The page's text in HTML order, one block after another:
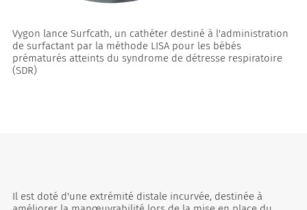
Vygon lance Surfcath, un cathéter destiné à l'administration
de surfactant par la méthode LISA pour les bébés
prématurés atteints du syndrome de détresse respiratoire
(SDR)
Il est doté d'une extrémité distale incurvée, destinée à